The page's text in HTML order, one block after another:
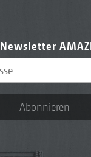
Abonnieren